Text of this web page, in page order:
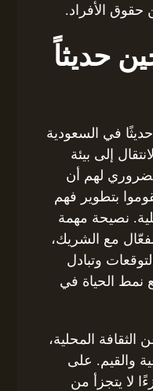
حقوق الأفراد.
حديثاً
في السعودية
إلى بيئة
لهم أن
بتطوير فهم
نصيحة مهمة
مع الشريك،
وتبادل
نمط الحياة في
الثقافة المحلية،
والقيم. على
لا يتجزأ من